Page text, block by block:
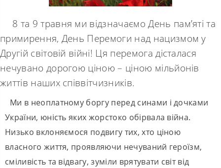
8 та 9 травня ми відзначаємо День пам’яті та
примирення, День Перемоги над нацизмом у
Другій світовій війні! Ця перемога дісталася
нечувано дорогою ціною – ціною мільйонів
життів наших співвітчизників.
Ми в неоплатному боргу перед синами і дочками
України, юність яких жорстоко обірвала війна.
Низько вклоняємося подвигу тих, хто ціною
власного життя, проявляючи нечуваний героїзм,
сміливість та відвагу, зуміли врятувати світ від